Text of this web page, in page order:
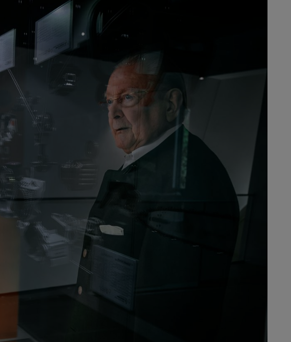
självt. Vårt huvudmål med det varierade och breda
skogar en plattform.
kan se så mycket teknologi som möjligt. Så
500i. Att lära sig mer om bakgrunden till denna
till en större publik. Även vi är trots allt
för att levandegöra skogar och skogsbruk